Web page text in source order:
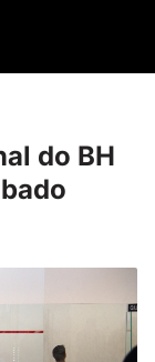
do BH